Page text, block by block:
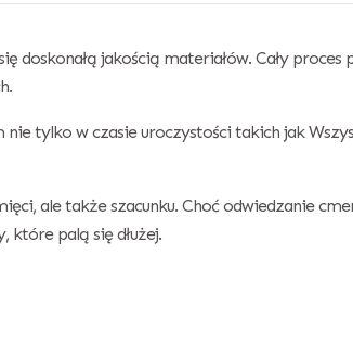
jakością materiałów. Cały proces
tylko w czasie uroczystości takich jak
ale także szacunku. Choć odwiedzanie
które palą się dłużej.